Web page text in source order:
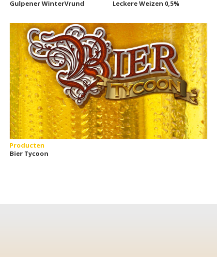
Gulpener WinterVrund
Leckere Weizen 0,5%
Producten
Bier Tycoon